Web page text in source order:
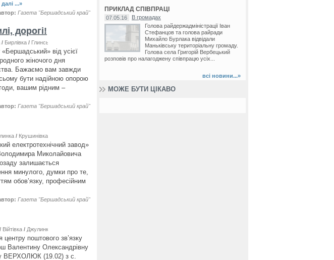
далі ...»
Газета "Бершадський край"
дорогі!
/ Бирлівка / Глинське Дяківка/Крушинівка Лісниче/ Маньківка/Михайлівка
від усієї
жіночого дня
Бажаємо вам завжди
бути надійною опорою
вашим рідним –
Газета "Бершадський край"
/ Крушинівка
електротехнічний завод»
Миколайовича
залишається
минулого, думки про те,
обов’язку, професійним
Газета "Бершадський край"
/ Війтівка / Джулинка
центру поштового зв’язку
Валентину Олександрівну
ВЕРХОЛЮК (19.02) з с.
ПРИКЛАД СПІВПРАЦІ
07.05.16
В громадах
Голова райдержадміністрації Іван
Стефанцов та голова райради
Михайло Бурлака відвідали
Маньківську територіальну громаду.
Голова села Григорій Вербецький
розповів про налагоджену співпрацю усіх...
всі новини...»
МОЖЕ БУТИ ЦІКАВО